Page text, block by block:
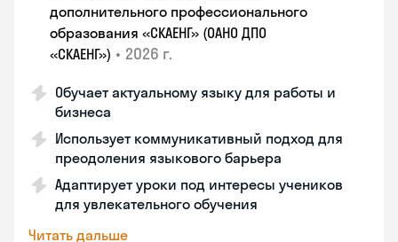
дополнительного профессионального
образования «СКАЕНГ» (ОАНО ДПО
«СКАЕНГ») • 2026 г.
Обучает актуальному языку для работы и
бизнеса
Использует коммуникативный подход для
преодоления языкового барьера
Адаптирует уроки под интересы учеников
для увлекательного обучения
Читать дальше